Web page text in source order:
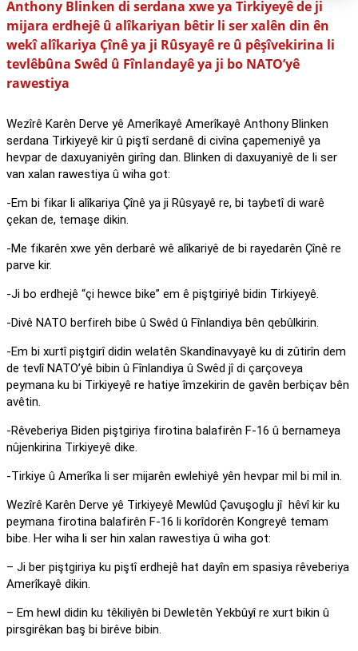
Anthony Blinken di serdana xwe ya Tirkiyeyê de ji
mijara erdhejê û alîkariyan bêtir li ser xalên din ên
wekî alîkariya Çînê ya ji Rûsyayê re û pêşîvekirina li
tevlêbûna Swêd û Fînlandayê ya ji bo NATO’yê
rawestiya
Wezîrê Karên Derve yê Amerîkayê Amerîkayê Anthony Blinken
serdana Tirkiyeyê kir û piştî serdanê di civîna çapemeniyê ya
hevpar de daxuyaniyên girîng dan. Blinken di daxuyaniyê de li ser
van xalan rawestiya û wiha got:
-Em bi fikar li alîkariya Çînê ya ji Rûsyayê re, bi taybetî di warê
çekan de, temaşe dikin.
-Me fikarên xwe yên derbarê wê alîkariyê de bi rayedarên Çînê re
parve kir.
-Ji bo erdhejê “çi hewce bike” em ê piştgiriyê bidin Tirkiyeyê.
-Divê NATO berfireh bibe û Swêd û Fînlandiya bên qebûlkirin.
-Em bi xurtî piştgirî didin welatên Skandînavyayê ku di zûtirîn dem
de tevlî NATO’yê bibin û Fînlandiya û Swêd jî di çarçoveya
peymana ku bi Tirkiyeyê re hatiye îmzekirin de gavên berbiçav bên
avêtin.
-Rêveberiya Biden piştgiriya firotina balafirên F-16 û bernameya
nûjenkirina Tirkiyeyê dike.
-Tirkiye û Amerîka li ser mijarên ewlehiyê yên hevpar mil bi mil in.
Wezîrê Karên Derve yê Tirkiyeyê Mewlûd Çavuşoglu jî hêvî kir ku
peymana firotina balafirên F-16 li korîdorên Kongreyê temam
bibe. Her wiha li ser hin xalan rawestiya û wiha got:
– Ji ber piştgiriya ku piştî erdhejê hat dayîn em spasiya rêveberiya
Amerîkayê dikin.
– Em hewl didin ku têkiliyên bi Dewletên Yekbûyî re xurt bikin û
pirsgirêkan baş bi birêve bibin.